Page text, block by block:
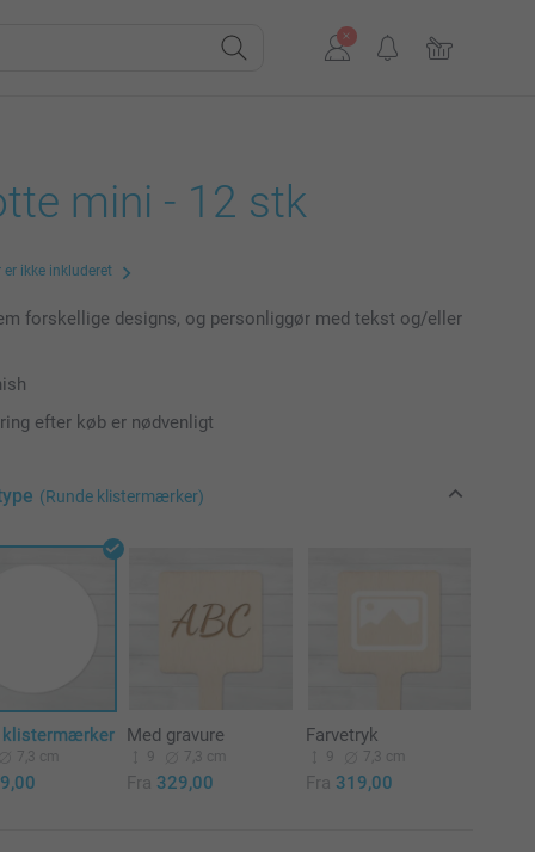
mini - 12 stk
ikke inkluderet
forskellige designs, og personliggør med tekst og/eller
efter køb er nødvenligt
(Runde klistermærker)
klistermærker
7,3 cm
Med gravure
9 7,3 cm
Fra 329,00
Farvetryk
9 7,3 cm
Fra 319,00